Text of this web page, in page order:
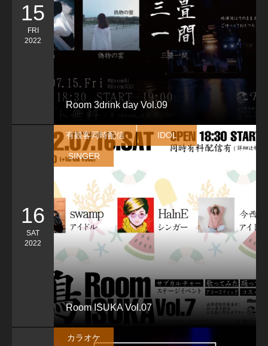
15
FRI
2022
Room 3drink day Vol.09
16
SAT
2022
Room ISUKA Vol.07
有観客同時配信 IDOL
SINGER
カラオケ